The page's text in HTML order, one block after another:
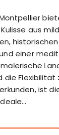
aus
historischen
einer
die Flexibilität
ist